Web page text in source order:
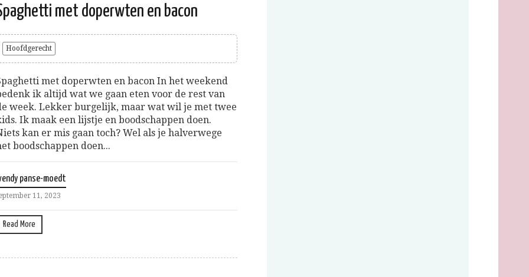
met doperwten en bacon
Hoofdgerecht
met doperwten en bacon In het weekend
ik altijd wat we gaan eten voor de rest van
week. Lekker burgelijk, maar wat wil je met twee
Ik maak een lijstje en boodschappen doen.
kan er mis gaan toch? Wel als je halverwege
boodschappen doen...
panse-moedt
11, 2023
Read More